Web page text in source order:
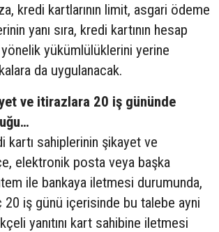
kredi kartlarının limit, asgari ödeme
yanı sıra, kredi kartının hesap
yükümlülüklerini yerine
da uygulanacak.
ve itirazlara 20 iş gününde
kartı sahiplerinin şikayet ve
elektronik posta veya başka
ile bankaya iletmesi durumunda,
20 iş günü içerisinde bu talebe ayni
yanıtını kart sahibine iletmesi